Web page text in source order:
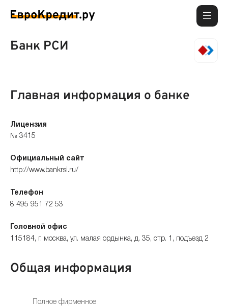
Банк РСИ
Главная информация о банке
Лицензия
№ 3415
Официальный сайт
http://www.bankrsi.ru/
Телефон
8 495 951 72 53
Головной офис
115184, г. москва, ул. малая ордынка, д. 35, стр. 1, подъезд 2
Общая информация
Полное фирменное